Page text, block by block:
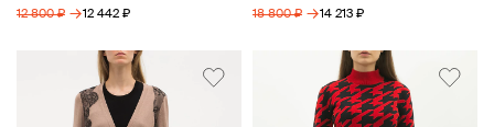
12 800 ₽ → 12 442 ₽ 18 800 ₽ → 14 213 ₽